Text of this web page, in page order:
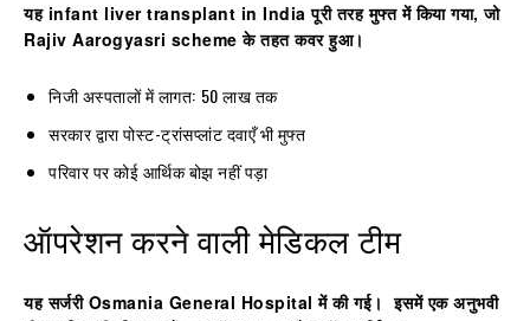
यह infant liver transplant in India पूरी तरह मुफ्त में किया गया, जो
Rajiv Aarogyasri scheme के तहत कवर हुआ।
निजी अस्पतालों में लागत: ₹50 लाख तक
सरकार द्वारा पोस्ट-ट्रांसप्लांट दवाएँ भी मुफ्त
परिवार पर कोई आर्थिक बोझ नहीं पड़ा
ऑपरेशन करने वाली मेडिकल टीम
यह सर्जरी Osmania General Hospital में की गई। इसमें एक अनुभवी